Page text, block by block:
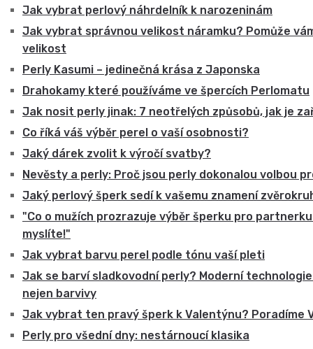
Jak vybrat perlový náhrdelník k narozeninám
Jak vybrat správnou velikost náramku? Pomůže
velikost
Perly Kasumi – jedinečná krása z Japonska
Drahokamy které používáme ve špercích Perlomatu
Jak nosit perly jinak: 7 neotřelých způsobů, jak je
Co říká váš výběr perel o vaší osobnosti?
Jaký dárek zvolit k výročí svatby?
Nevěsty a perly: Proč jsou perly dokonalou volbou
Jaký perlový šperk sedí k vašemu znamení
"Co o mužích prozrazuje výběr šperku pro
myslíte!"
Jak vybrat barvu perel podle tónu vaší pleti
Jak se barví sladkovodní perly? Moderní
nejen barvivy
Jak vybrat ten pravý šperk k Valentýnu? Poradíme
Perly pro všední dny: nestárnoucí klasika